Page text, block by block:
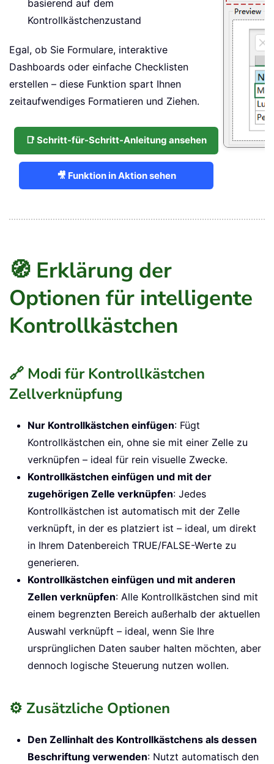
basierend auf dem
Kontrollkästchenzustand
Egal, ob Sie Formulare, interaktive
Dashboards oder einfache Checklisten
erstellen – diese Funktion spart Ihnen
zeitaufwendiges Formatieren und Ziehen.
📑 Schritt-für-Schritt-Anleitung ansehen
🎥 Funktion in Aktion sehen
🧭 Erklärung der
Optionen für intelligente
Kontrollkästchen
🔗 Modi für Kontrollkästchen
Zellverknüpfung
Nur Kontrollkästchen einfügen: Fügt
Kontrollkästchen ein, ohne sie mit einer Zelle zu
verknüpfen – ideal für rein visuelle Zwecke.
Kontrollkästchen einfügen und mit der
zugehörigen Zelle verknüpfen: Jedes
Kontrollkästchen ist automatisch mit der Zelle
verknüpft, in der es platziert ist – ideal, um direkt
in Ihrem Datenbereich TRUE/FALSE-Werte zu
generieren.
Kontrollkästchen einfügen und mit anderen
Zellen verknüpfen: Alle Kontrollkästchen sind mit
einem begrenzten Bereich außerhalb der aktuellen
Auswahl verknüpft – ideal, wenn Sie Ihre
ursprünglichen Daten sauber halten möchten, aber
dennoch logische Steuerung nutzen wollen.
⚙️ Zusätzliche Optionen
Den Zellinhalt des Kontrollkästchens als dessen
Beschriftung verwenden: Nutzt automatisch den